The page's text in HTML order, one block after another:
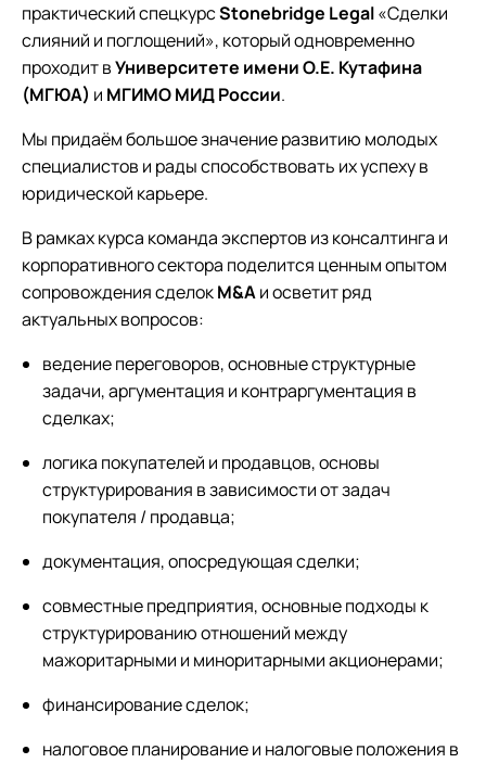
практический спецкурсStonebridge Legal«Сделки
слияний и поглощений», который одновременно
проходит вУниверситете имени О.Е. Кутафина
(МГЮА) и МГИМО МИД России.
Мы придаём большое значение развитию молодых
специалистов и рады способствовать их успеху в
юридической карьере.
В рамках курса команда экспертов из консалтинга и
корпоративного сектора поделится ценным опытом
сопровождения сделокM&Aи осветит ряд
актуальных вопросов:
ведение переговоров, основные структурные
задачи, аргументация и контраргументация в
сделках;
логика покупателей и продавцов, основы
структурирования в зависимости от задач
покупателя / продавца;
документация, опосредующая сделки;
совместные предприятия, основные подходы к
структурированию отношений между
мажоритарными и миноритарными акционерами;
финансирование сделок;
налоговое планирование и налоговые положения в